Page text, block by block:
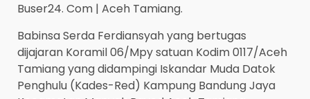
Buser24. Com | Aceh Tamiang.
Babinsa Serda Ferdiansyah yang bertugas
dijajaran Koramil 06/Mpy satuan Kodim 0117/Aceh
Tamiang yang didampingi Iskandar Muda Datok
Penghulu (Kades-Red) Kampung Bandung Jaya